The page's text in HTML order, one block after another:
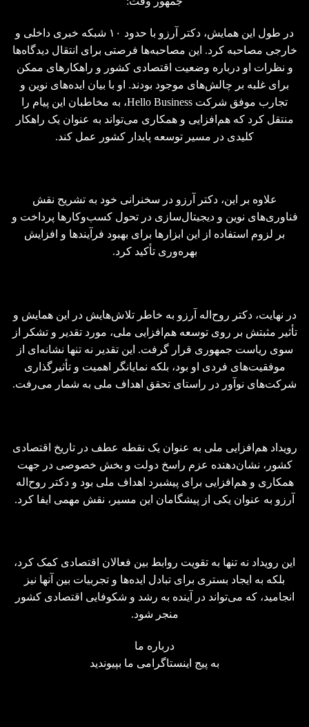
در طول این همایش، دکتر آرزو با حدود ۱۰ شبکه خبری داخلی و
خارجی مصاحبه کرد. این مصاحبه‌ها فرصتی برای انتقال دیدگاه‌ها
و نظرات او درباره وضعیت اقتصادی کشور و راهکارهای ممکن
برای غلبه بر چالش‌های موجود بودند. او با بیان ایده‌های نوین و
تجارب موفق شرکت Hello Business، به مخاطبان این پیام را
منتقل کرد که هم‌افزایی و همکاری می‌تواند به عنوان یک راهکار
کلیدی در مسیر توسعه پایدار کشور عمل کند.
علاوه بر این، دکتر آرزو در سخنرانی خود به تشریح نقش
فناوری‌های نوین و دیجیتال‌سازی در تحول کسب‌وکارها پرداخت و
بر لزوم استفاده از این ابزارها برای بهبود فرآیندها و افزایش
بهره‌وری تأکید کرد.
در نهایت، دکتر روح‌اله آرزو به خاطر تلاش‌هایش در این همایش و
تأثیر مثبتش بر روی توسعه هم‌افزایی ملی، مورد تقدیر و تشکر از
سوی ریاست جمهوری قرار گرفت. این تقدیر نه تنها نشانه‌ای از
موفقیت‌های فردی او بود، بلکه نمایانگر اهمیت و تأثیرگذاری
شرکت‌های نوآور در راستای تحقق اهداف ملی به شمار می‌رفت.
رویداد هم‌افزایی ملی به عنوان یک نقطه عطف در تاریخ اقتصادی
کشور، نشان‌دهنده عزم راسخ دولت و بخش خصوصی در جهت
همکاری و هم‌افزایی برای پیشبرد اهداف ملی بود و دکتر روح‌اله
آرزو به عنوان یکی از پیشگامان این مسیر، نقش مهمی ایفا کرد.
این رویداد نه تنها به تقویت روابط بین فعالان اقتصادی کمک کرد،
بلکه به ایجاد بستری برای تبادل ایده‌ها و تجربیات بین آنها نیز
انجامید، که می‌تواند در آینده به رشد و شکوفایی اقتصادی کشور
منجر شود.
درباره ما
به پیج اینستاگرامی ما بپیوندید